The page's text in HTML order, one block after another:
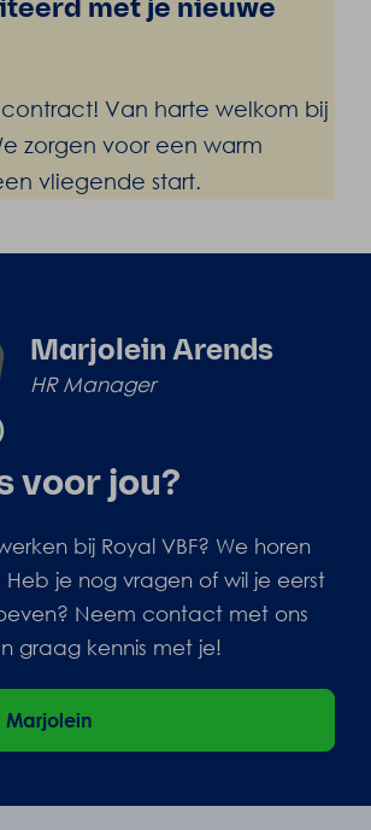
met je nieuwe
Van harte welkom bij
zorgen voor een warm
vliegende start.
Marjolein Arends
HR Manager
voor jou?
bij Royal VBF? We horen
je nog vragen of wil je eerst
Neem contact met ons
graag kennis met je!
Marjolein